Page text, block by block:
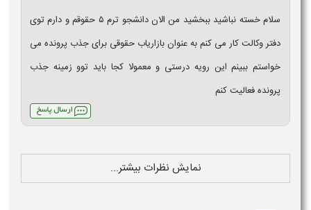
سلام خسته نباشید ببخشید من الان دانشجو ترم ۵ حقوقم و دارم توی
دفتر وکالت کار می کنم به عنوان بازاریاب حقوقی برای جذب پرونده می
خواستم ببینم این رویه درستی و معمولا کجا باید توو زمینه جذب
پرونده فعالیت کنم
نمایش نظرات بیشتر...